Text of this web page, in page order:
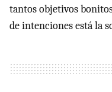
tantos objetivos
de intenciones está la